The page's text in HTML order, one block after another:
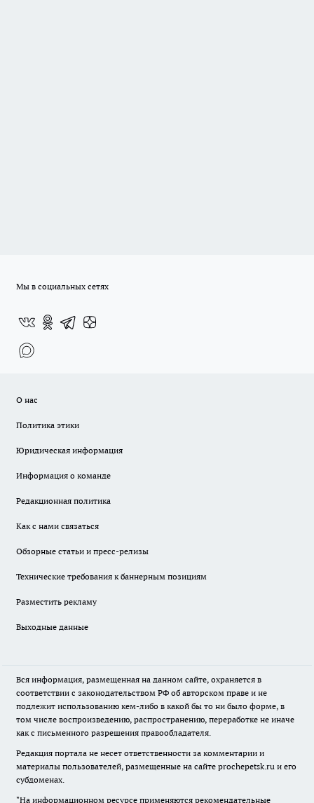
Мы в социальных сетях
О нас
Политика этики
Юридическая информация
Информация о команде
Редакционная политика
Как с нами связаться
Обзорные статьи и пресс-релизы
Технические требования к баннерным позициям
Разместить рекламу
Выходные данные
Вся информация, размещенная на данном сайте, охраняется в
соответствии с законодательством РФ об авторском праве и не
подлежит использованию кем-либо в какой бы то ни было форме, в
том числе воспроизведению, распространению, переработке не иначе
как с письменного разрешения правообладателя.
Редакция портала не несет ответственности за комментарии и
материалы пользователей, размещенные на сайте prochepetsk.ru и его
субдоменах.
"На информационном ресурсе применяются рекомендательные